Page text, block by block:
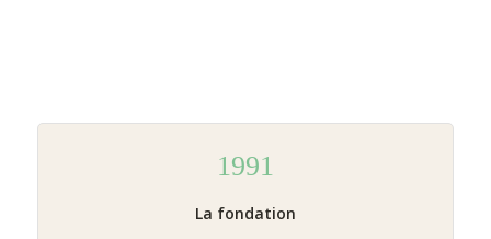
1991
La fondation